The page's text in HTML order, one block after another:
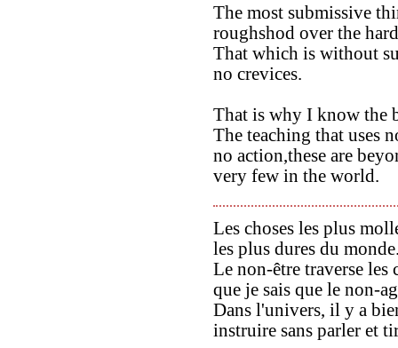
The most submissive
roughshod over the
That which is without
no crevices.
That is why I know the
The teaching that uses
no action,these are
very few in the world.
Les choses les plus
les plus dures du
Le non-être traverse les
que je sais que le non-
Dans l'univers, il y a
instruire sans parler et